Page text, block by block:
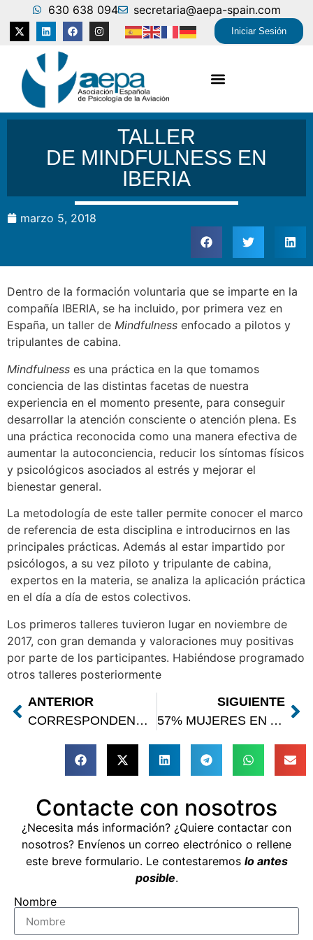
Iniciar Sesión
630 638 094 secretaria@aepa-spain.com
TALLER
DE MINDFULNESS EN
IBERIA
marzo 5, 2018
Dentro de la formación voluntaria que se imparte en la
compañía IBERIA, se ha incluido, por primera vez en
España, un taller de Mindfulness enfocado a pilotos y
tripulantes de cabina.
Mindfulness es una práctica en la que tomamos
conciencia de las distintas facetas de nuestra
experiencia en el momento presente, para conseguir
desarrollar la atención consciente o atención plena. Es
una práctica reconocida como una manera efectiva de
aumentar la autoconciencia, reducir los síntomas físicos
y psicológicos asociados al estrés y mejorar el
bienestar general.
La metodología de este taller permite conocer el marco
de referencia de esta disciplina e introducirnos en las
principales prácticas. Además al estar impartido por
psicólogos, a su vez piloto y tripulante de cabina,
expertos en la materia, se analiza la aplicación práctica
en el día a día de estos colectivos.
Los primeros talleres tuvieron lugar en noviembre de
2017, con gran demanda y valoraciones muy positivas
por parte de los participantes. Habiéndose programado
otros talleres posteriormente
ANTERIOR
CORRESPONDENCIA UNIVERSITARIA DEL TÍTULO DE PILOTO/A
SIGUIENTE
57% MUJERES EN AEPA
Contacte con nosotros
¿Necesita más información? ¿Quiere contactar con
nosotros? Envíenos un correo electrónico o rellene
este breve formulario. Le contestaremos lo antes
posible.
Nombre